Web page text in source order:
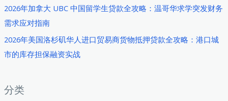
2026年加拿大 UBC 中国留学生贷款全攻略：温哥华求学突发财务
需求应对指南
2026年美国洛杉矶华人进口贸易商货物抵押贷款全攻略：港口城
市的库存担保融资实战
分类
与
日
华
如